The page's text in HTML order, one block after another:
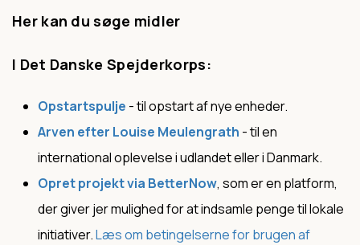
Her kan du søge midler
I Det Danske Spejderkorps:
Opstartspulje - til opstart af nye enheder.
Arven efter Louise Meulengrath - til en
international oplevelse i udlandet eller i Danmark.
Opret projekt via BetterNow, som er en platform,
der giver jer mulighed for at indsamle penge til lokale
initiativer.Læs om betingelserne for brugen af